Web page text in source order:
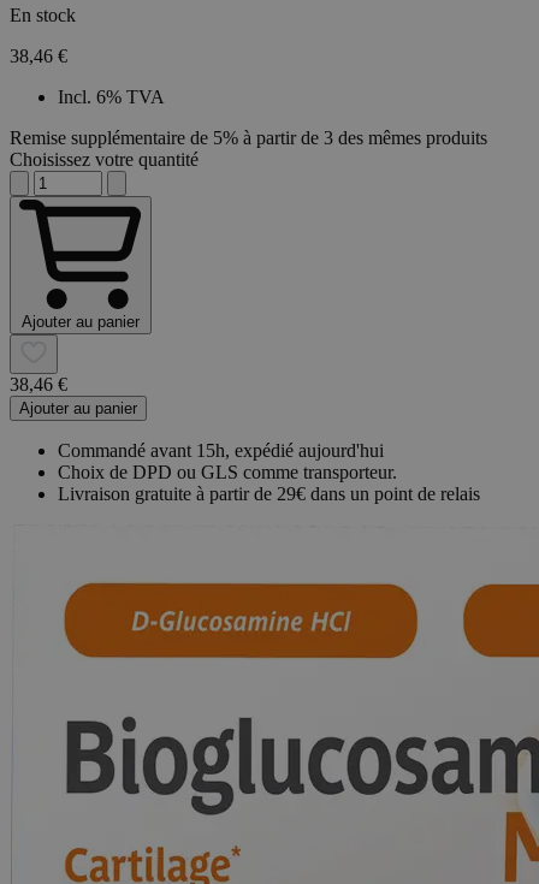
En stock
38,46 €
Incl. 6% TVA
Remise supplémentaire de 5% à partir de 3 des mêmes produits
Choisissez votre quantité
Ajouter au panier
38,46 €
Ajouter au panier
Commandé avant 15h, expédié aujourd'hui
Choix de DPD ou GLS comme transporteur.
Livraison gratuite à partir de 29€ dans un point de relais